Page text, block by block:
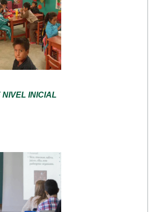
NIVEL INICIAL